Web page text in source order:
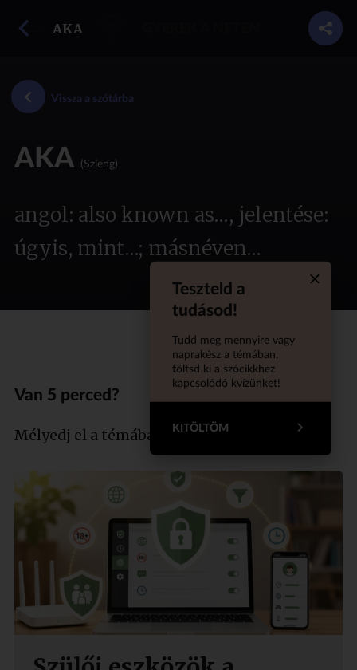
AKA
Vissza a szótárba
AKA (Szleng)
angol: also known as…, jelentése:
úgyis, mint…; másnéven…
Teszteld a
tudásod!
Tudd meg mennyire vagy
naprakész a témában,
töltsd ki a szócikkhez
kapcsolódó kvízünket!
KITÖLTÖM
Van 5 perced?
Mélyedj el a témában szakértőnkkel!